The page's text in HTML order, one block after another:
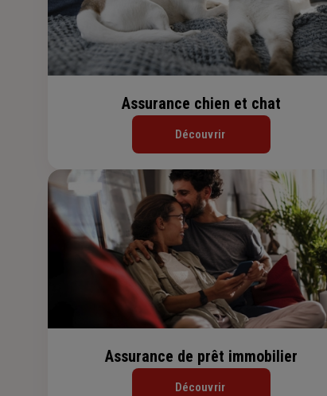
Assurance chien et chat
Découvrir
Assurance de prêt immobilier
Découvrir